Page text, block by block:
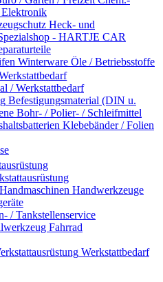
Heck- und
- HARTJE CAR
Winterware Öle / Betriebsstoffe
/ Werkstattbedarf
Befestigungsmaterial (DIN u.
Bohr- / Polier- / Schleifmittel
Klebebänder / Folien
Handmaschinen Handwerkzeuge
/ Tankstellenservice
Fahrrad
Werkstattbedarf